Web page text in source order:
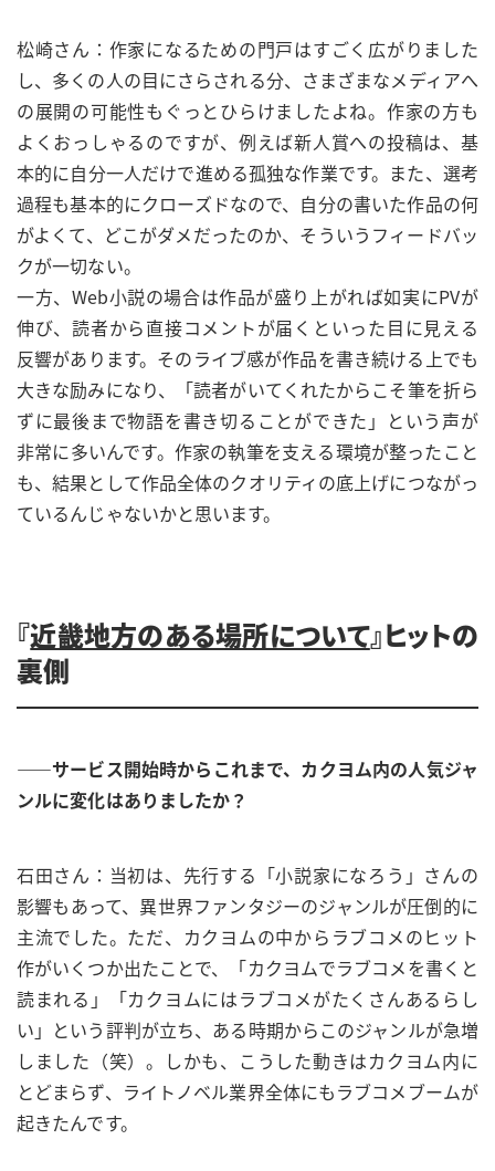
松崎さん：作家になるための門戸はすごく広がりました
し、多くの人の目にさらされる分、さまざまなメディアへ
の展開の可能性もぐっとひらけましたよね。作家の方も
よくおっしゃるのですが、例えば新人賞への投稿は、基
本的に自分一人だけで進める孤独な作業です。また、選考
過程も基本的にクローズドなので、自分の書いた作品の何
がよくて、どこがダメだったのか、そういうフィードバッ
クが一切ない。
一方、Web小説の場合は作品が盛り上がれば如実にPVが
伸び、読者から直接コメントが届くといった目に見える
反響があります。そのライブ感が作品を書き続ける上でも
大きな励みになり、「読者がいてくれたからこそ筆を折ら
ずに最後まで物語を書き切ることができた」という声が
非常に多いんです。作家の執筆を支える環境が整ったこと
も、結果として作品全体のクオリティの底上げにつながっ
ているんじゃないかと思います。
『近畿地方のある場所について』ヒットの
裏側
——サービス開始時からこれまで、カクヨム内の人気ジャ
ンルに変化はありましたか？
石田さん：当初は、先行する「小説家になろう」さんの
影響もあって、異世界ファンタジーのジャンルが圧倒的に
主流でした。ただ、カクヨムの中からラブコメのヒット
作がいくつか出たことで、「カクヨムでラブコメを書くと
読まれる」「カクヨムにはラブコメがたくさんあるらし
い」という評判が立ち、ある時期からこのジャンルが急増
しました（笑）。しかも、こうした動きはカクヨム内に
とどまらず、ライトノベル業界全体にもラブコメブームが
起きたんです。